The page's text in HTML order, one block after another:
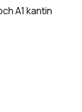
A1 kantin